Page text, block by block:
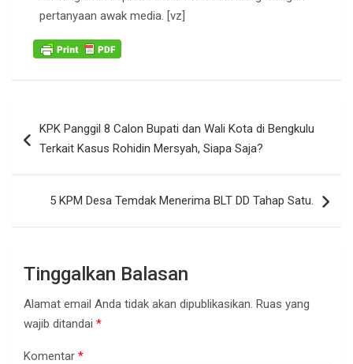
pertanyaan awak media. [vz]
posKPK Panggil 8 Calon Bupati dan Wali Kota di Bengkulu
Terkait Kasus Rohidin Mersyah, Siapa Saja?
5 KPM Desa Temdak Menerima BLT DD Tahap Satu.
Tinggalkan Balasan
Alamat email Anda tidak akan dipublikasikan. Ruas yang
wajib ditandai *
Komentar *